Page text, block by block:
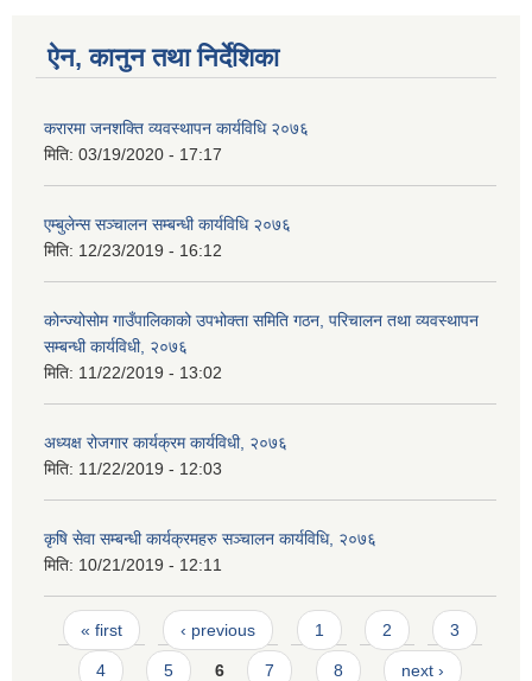
ऐन, कानुन तथा निर्देशिका
करारमा जनशक्ति व्यवस्थापन कार्यविधि २०७६
मिति: 03/19/2020 - 17:17
एम्बुलेन्स सञ्चालन सम्बन्धी कार्यविधि २०७६
मिति: 12/23/2019 - 16:12
कोन्ज्योसोम गाउँपालिकाको उपभोक्ता समिति गठन, परिचालन तथा व्यवस्थापन
सम्बन्धी कार्यविधी, २०७६
मिति: 11/22/2019 - 13:02
अध्यक्ष रोजगार कार्यक्रम कार्यविधी, २०७६
मिति: 11/22/2019 - 12:03
कृषि सेवा सम्बन्धी कार्यक्रमहरु सञ्चालन कार्यविधि, २०७६
मिति: 10/21/2019 - 12:11
Pages
« first ‹ previous 1 2 3
4 5 6 7 8 next ›